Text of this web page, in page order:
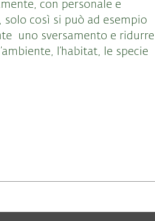
con personale e
così si può ad esempio
uno sversamento e ridurre
l’habitat, le specie